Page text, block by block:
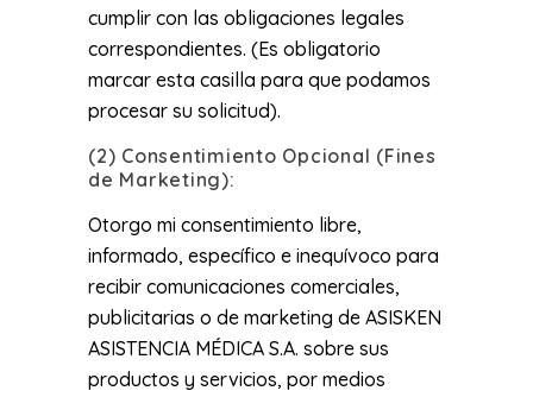
cumplir con las obligaciones legales
correspondientes. (Es obligatorio
marcar esta casilla para que podamos
procesar su solicitud).
(2) Consentimiento Opcional (Fines
de Marketing):
Otorgo mi consentimiento libre,
informado, específico e inequívoco para
recibir comunicaciones comerciales,
publicitarias o de marketing de ASISKEN
ASISTENCIA MÉDICA S.A. sobre sus
productos y servicios, por medios